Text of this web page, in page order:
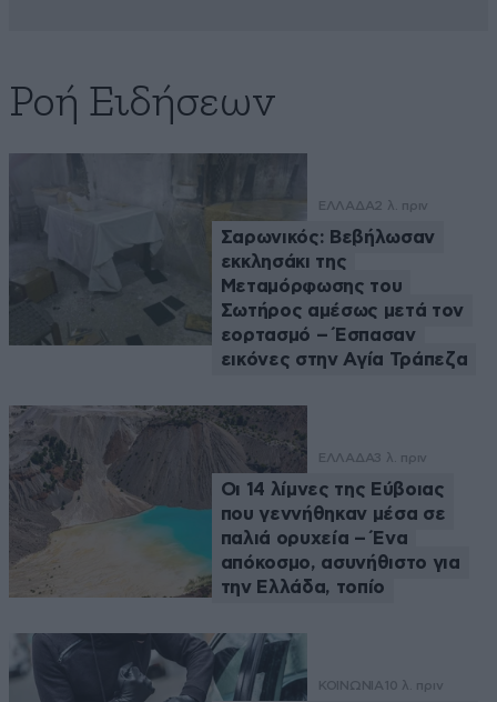
Ροή Ειδήσεων
ΕΛΛΑΔΑ2 λ. πριν
Σαρωνικός: Βεβήλωσαν
εκκλησάκι της
Μεταμόρφωσης του
Σωτήρος αμέσως μετά τον
εορτασμό – Έσπασαν
εικόνες στην Αγία Τράπεζα
ΕΛΛΑΔΑ3 λ. πριν
Οι 14 λίμνες της Εύβοιας
που γεννήθηκαν μέσα σε
παλιά ορυχεία – Ένα
απόκοσμο, ασυνήθιστο για
την Ελλάδα, τοπίο
ΚΟΙΝΩΝΙΑ 10 λ. πριν